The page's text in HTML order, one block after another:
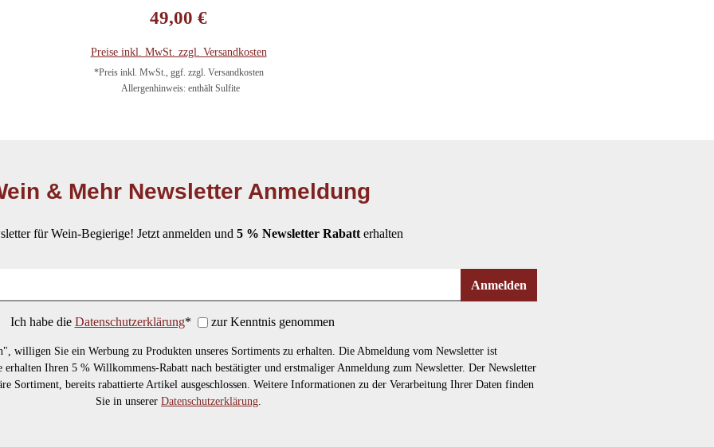
49,00 €
Preise inkl. MwSt. zzgl. Versandkosten
*Preis inkl. MwSt., ggf. zzgl. Versandkosten
Allergenhinweis: enthält Sulfite
& Mehr Newsletter Anmeldung
für Wein-Begierige! Jetzt anmelden und 5 % Newsletter Rabatt erhalten
Anmelden
Ich habe die Datenschutzerklärung* zur Kenntnis genommen
willigen Sie ein Werbung zu Produkten unseres Sortiments zu erhalten. Die Abmeldung vom Newsletter ist
Ihren 5 % Willkommens-Rabatt nach bestätigter und erstmaliger Anmeldung zum Newsletter. Der Newsletter
Sortiment, bereits rabattierte Artikel ausgeschlossen. Weitere Informationen zu der Verarbeitung Ihrer Daten finden
Sie in unserer Datenschutzerklärung.